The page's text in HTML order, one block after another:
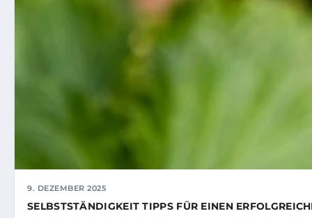
9. DEZEMBER 2025
SELBSTSTÄNDIGKEIT TIPPS FÜR EINEN